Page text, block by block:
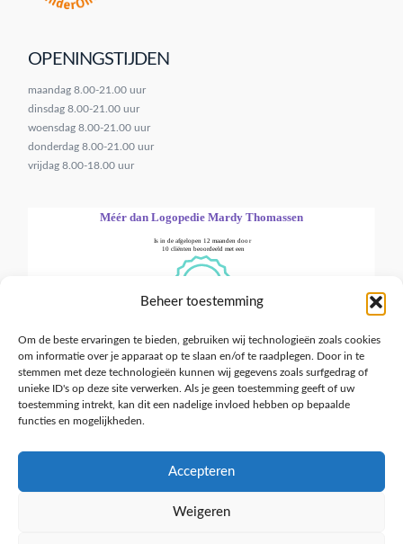
Beheer toestemming
Om de beste ervaringen te bieden, gebruiken wij technologieën zoals cookies
om informatie over je apparaat op te slaan en/of te raadplegen. Door in te
stemmen met deze technologieën kunnen wij gegevens zoals surfgedrag of
unieke ID's op deze site verwerken. Als je geen toestemming geeft of uw
toestemming intrekt, kan dit een nadelige invloed hebben op bepaalde
functies en mogelijkheden.
Accepteren
Weigeren
OPENINGSTIJDEN
maandag 8.00-21.00 uur
dinsdag 8.00-21.00 uur
woensdag 8.00-21.00 uur
donderdag 8.00-21.00 uur
vrijdag 8.00-18.00 uur
SENSORISCHE INFORMATIEVERWERKING
PRAKTIJK MARMIJN